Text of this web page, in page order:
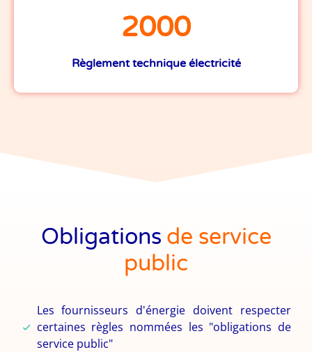
2000
Règlement technique électricité
Obligations de service
public
Les fournisseurs d'énergie doivent respecter
certaines règles nommées les "obligations de
service public"